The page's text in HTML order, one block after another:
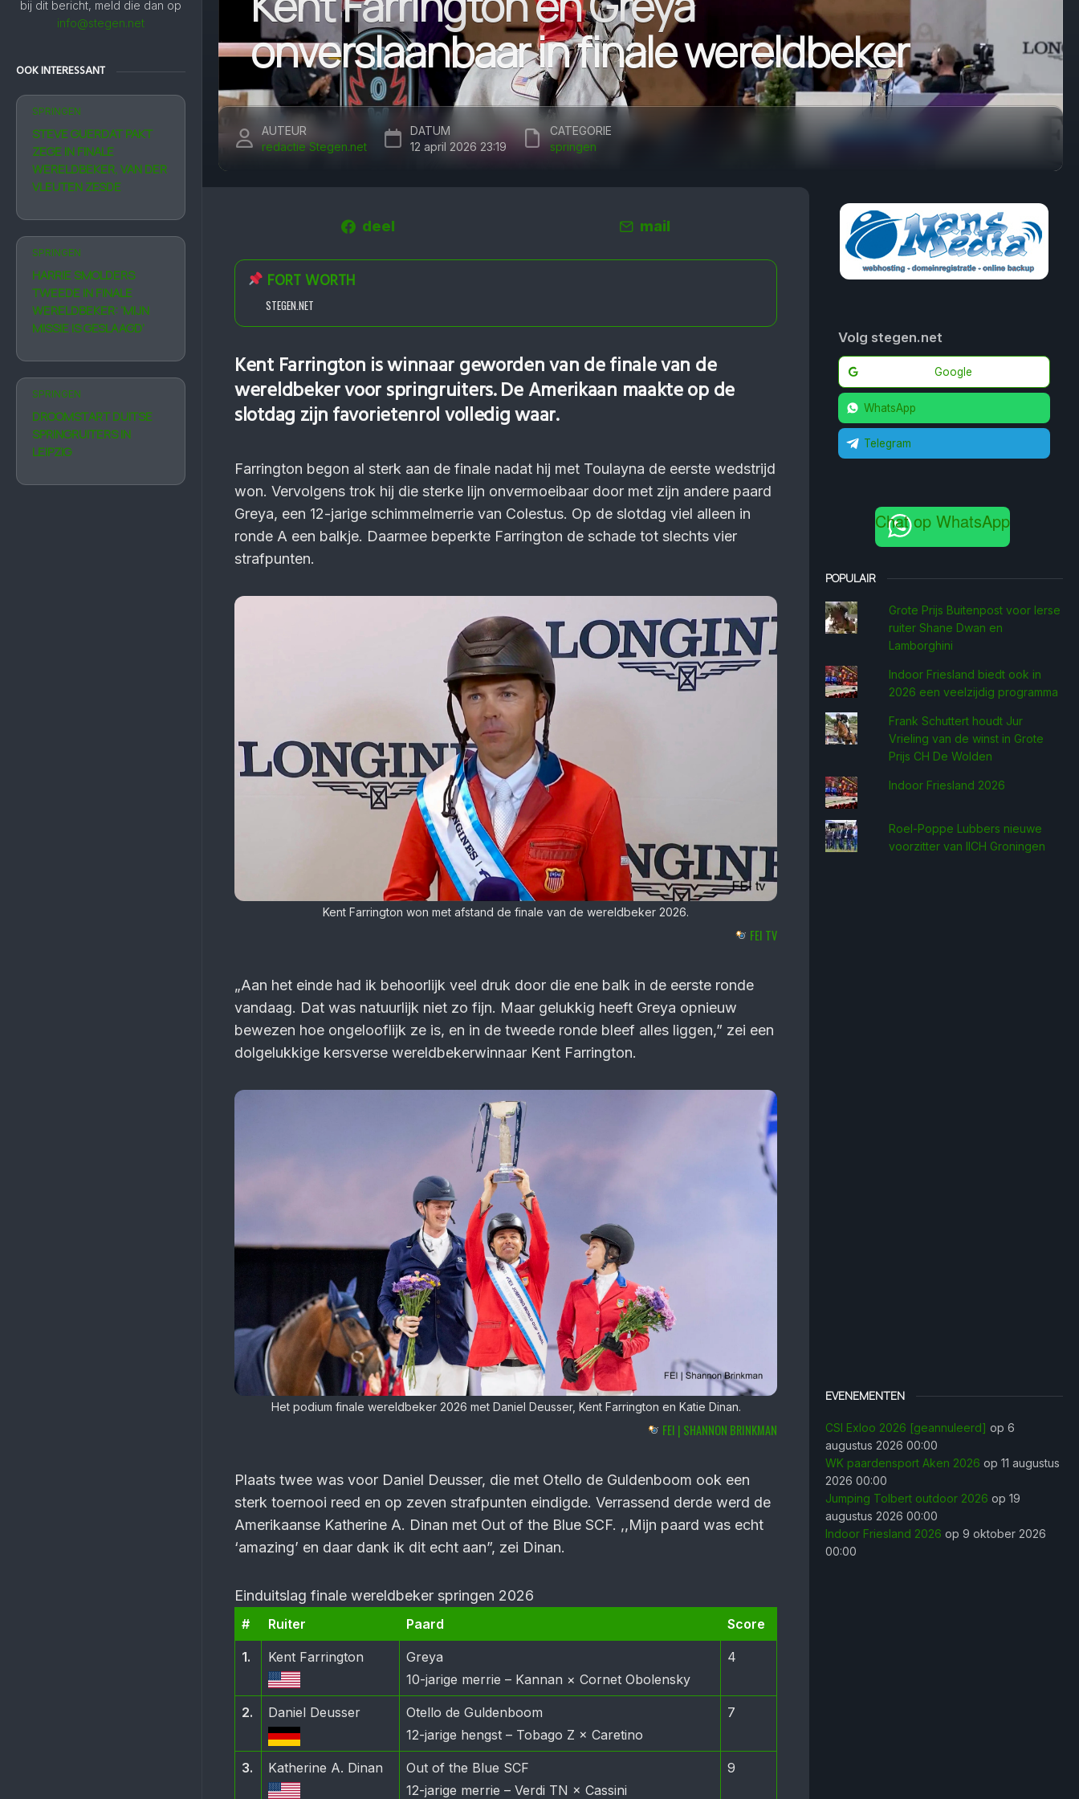
bij dit bericht, meld die dan op
info@stegen.net
OOK INTERESSANT
SPRINGEN
STEVE GUERDAT PAKT
ZEGE IN FINALE
WERELDBEKER, VAN DER
VLEUTEN ZESDE
SPRINGEN
HARRIE SMOLDERS
TWEEDE IN FINALE
WERELDBEKER: ‘MIJN
MISSIE IS GESLAAGD’
SPRINGEN
DROOMSTART DUITSE
SPRINGRUITERS IN
LEIPZIG
onverslaanbaar in finale wereldbeker
AUTEUR
redactie Stegen.net
DATUM
12 april 2026 23:19
CATEGORIE
springen
deel mail
FORT WORTH
STEGEN.NET
Kent Farrington is winnaar geworden van de finale van de
wereldbeker voor springruiters. De Amerikaan maakte op de
slotdag zijn favorietenrol volledig waar.
Farrington begon al sterk aan de finale nadat hij met Toulayna de eerste wedstrijd
won. Vervolgens trok hij die sterke lijn onvermoeibaar door met zijn andere paard
Greya, een 12-jarige schimmelmerrie van Colestus. Op de slotdag viel alleen in
ronde A een balkje. Daarmee beperkte Farrington de schade tot slechts vier
strafpunten.
Kent Farrington won met afstand de finale van de wereldbeker 2026.
FEI TV
„Aan het einde had ik behoorlijk veel druk door die ene balk in de eerste ronde
vandaag. Dat was natuurlijk niet zo fijn. Maar gelukkig heeft Greya opnieuw
bewezen hoe ongelooflijk ze is, en in de tweede ronde bleef alles liggen,” zei een
dolgelukkige kersverse wereldbekerwinnaar Kent Farrington.
Het podium finale wereldbeker 2026 met Daniel Deusser, Kent Farrington en Katie Dinan.
FEI | SHANNON BRINKMAN
Plaats twee was voor Daniel Deusser, die met Otello de Guldenboom ook een
sterk toernooi reed en op zeven strafpunten eindigde. Verrassend derde werd de
Amerikaanse Katherine A. Dinan met Out of the Blue SCF. ,,Mijn paard was echt
‘amazing’ en daar dank ik dit echt aan”, zei Dinan.
Einduitslag finale wereldbeker springen 2026
# Ruiter Paard Score
1. Kent Farrington
Greya
10-jarige merrie – Kannan × Cornet Obolensky
4
2. Daniel Deusser
Otello de Guldenboom
12-jarige hengst – Tobago Z × Caretino
7
3. Katherine A. Dinan
Out of the Blue SCF
12-jarige merrie – Verdi TN × Cassini
9
Volg stegen.net
Google
WhatsApp
Telegram
Chat op WhatsApp
POPULAIR
Grote Prijs Buitenpost voor Ierse
ruiter Shane Dwan en
Lamborghini
Indoor Friesland biedt ook in
2026 een veelzijdig programma
Frank Schuttert houdt Jur
Vrieling van de winst in Grote
Prijs CH De Wolden
Indoor Friesland 2026
Roel-Poppe Lubbers nieuwe
voorzitter van IICH Groningen
EVENEMENTEN
CSI Exloo 2026 [geannuleerd] op 6
augustus 2026 00:00
WK paardensport Aken 2026 op 11 augustus
2026 00:00
Jumping Tolbert outdoor 2026 op 19
augustus 2026 00:00
Indoor Friesland 2026 op 9 oktober 2026
00:00